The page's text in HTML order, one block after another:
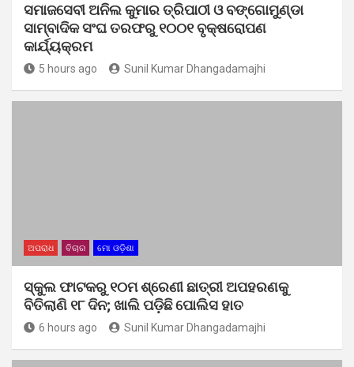
ସମାଜସେବୀ ଅନିଲ କୁମାର ତ୍ରିପାଠୀ ଓ ବଙ୍ଗୋମୁଣ୍ଡା
ସାମ୍ବାଦିକ ସଂଘ ତରଫରୁ ୧୦୦୧ ବୃକ୍ଷରୋପଣ
କାର୍ଯ୍ୟକ୍ରମ
5 hours ago Sunil Kumar Dhangadamajhi
ଅପରାଧ ବିଚାର ମୋ ଓଡ଼ିଶା
ସ୍କୁଲ ଫାଟକରୁ ୧୦ମ ଶ୍ରେଣୀ ଛାତ୍ରୀ ଅପହରଣକୁ
ବିତିଲାଣି ୧୮ ଦିନ; ଖାଲି ପଡ଼ିଛି ପୋଲିସ ହାତ
6 hours ago Sunil Kumar Dhangadamajhi